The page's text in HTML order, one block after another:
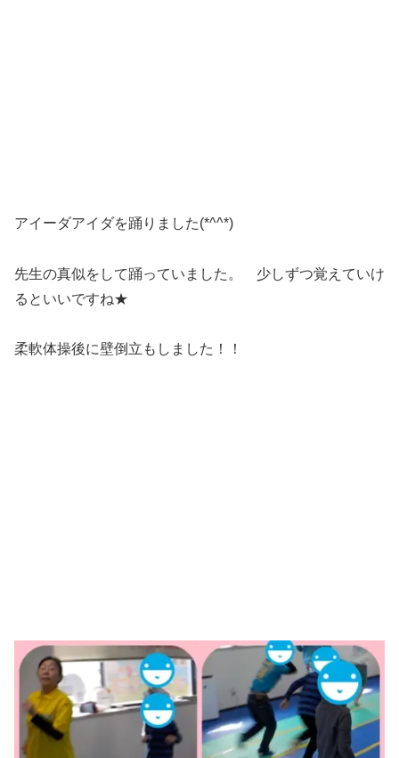
アイーダアイダを踊りました(*^^*)
先生の真似をして踊っていました。 少しずつ覚えていけ
るといいですね★
柔軟体操後に壁倒立もしました！！